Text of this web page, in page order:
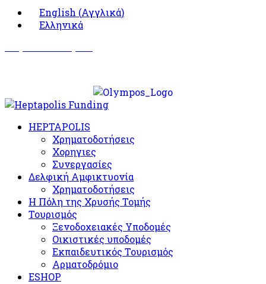
English (Αγγλικά)
Ελληνικά
HEPTAPOLIS
Χρηματοδοτήσεις
Χορηγιες
Συνεργασίες
Δελφική Αμφικτυονία
Χρηματοδοτήσεις
Η Πόλη της Χρυσής Τομής
Τουρισμός
Ξενοδοχειακές Υποδομές​
Oικιστικές υποδομές
Εκπαιδευτικός Τουρισμός
Αρματοδρόμιο
ESHOP